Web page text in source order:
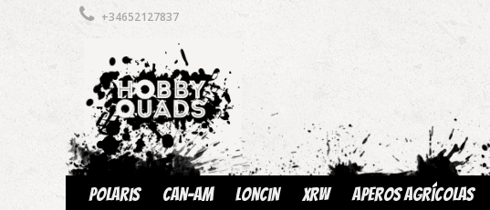
+34652127837
Polaris Can-am Loncin XRW Aperos Agrícolas